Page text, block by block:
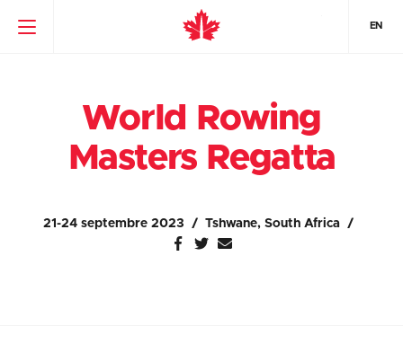
EN
World Rowing
Masters Regatta
21-24 septembre 2023 Tshwane, South Africa